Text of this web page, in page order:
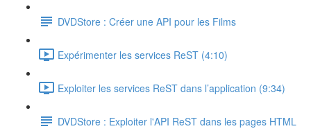
DVDStore : Créer une API pour les Films
Expérimenter les services ReST (4:10)
Exploiter les services ReST dans l’application (9:34)
DVDStore : Exploiter l'API ReST dans les pages HTML